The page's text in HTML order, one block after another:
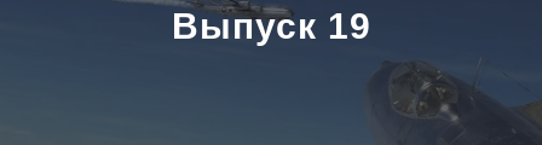
Выпуск 19